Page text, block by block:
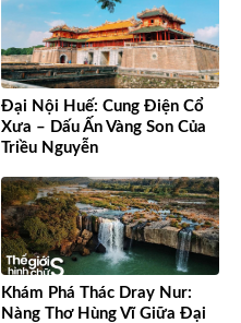
Đại Nội Huế: Cung Điện Cổ
Xưa – Dấu Ấn Vàng Son Của
Triều Nguyễn
Khám Phá Thác Dray Nur:
Nàng Thơ Hùng Vĩ Giữa Đại